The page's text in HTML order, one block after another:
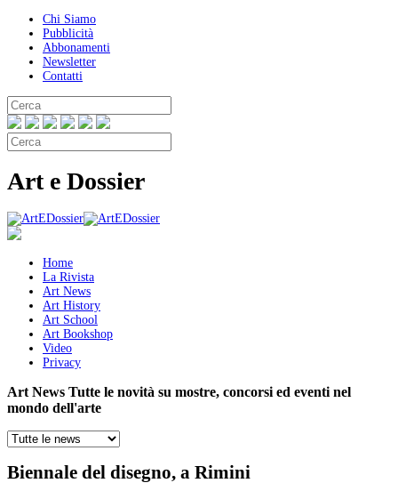
Chi Siamo
Pubblicità
Abbonamenti
Newsletter
Contatti
Art e Dossier
Home
La Rivista
Art News
Art History
Art School
Art Bookshop
Video
Privacy
Art News Tutte le novità su mostre, concorsi ed eventi nel
mondo dell'arte
Biennale del disegno, a Rimini